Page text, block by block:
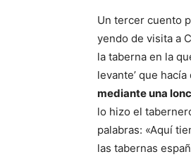
Un tercer cuento
yendo de visita a
la taberna en la
levante’ que
mediante una
lo hizo el
palabras: «Aquí
las tabernas